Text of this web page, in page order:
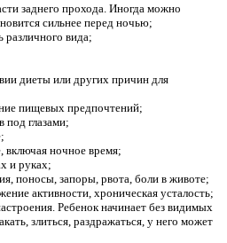
заднего прохода. Иногда можно
сильнее перед ночью;
вида;
диеты или других причин для
пищевых предпочтений;
под глазами;
включая ночное время;
и руках;
поносы, запоры, рвота, боли в животе;
активности, хроническая усталость;
Ребенок начинает без видимых
злиться, раздражаться, у него может